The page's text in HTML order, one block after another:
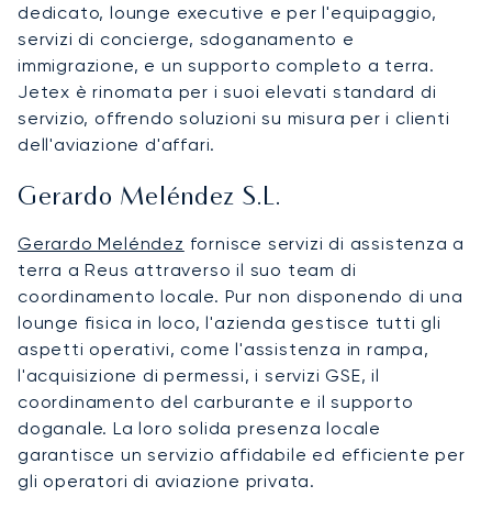
dedicato, lounge executive e per l'equipaggio,
servizi di concierge, sdoganamento e
immigrazione, e un supporto completo a terra.
Jetex è rinomata per i suoi elevati standard di
servizio, offrendo soluzioni su misura per i clienti
dell'aviazione d'affari.
Gerardo Meléndez S.L.
Gerardo Meléndez fornisce servizi di assistenza a
terra a Reus attraverso il suo team di
coordinamento locale. Pur non disponendo di una
lounge fisica in loco, l'azienda gestisce tutti gli
aspetti operativi, come l'assistenza in rampa,
l'acquisizione di permessi, i servizi GSE, il
coordinamento del carburante e il supporto
doganale. La loro solida presenza locale
garantisce un servizio affidabile ed efficiente per
gli operatori di aviazione privata.